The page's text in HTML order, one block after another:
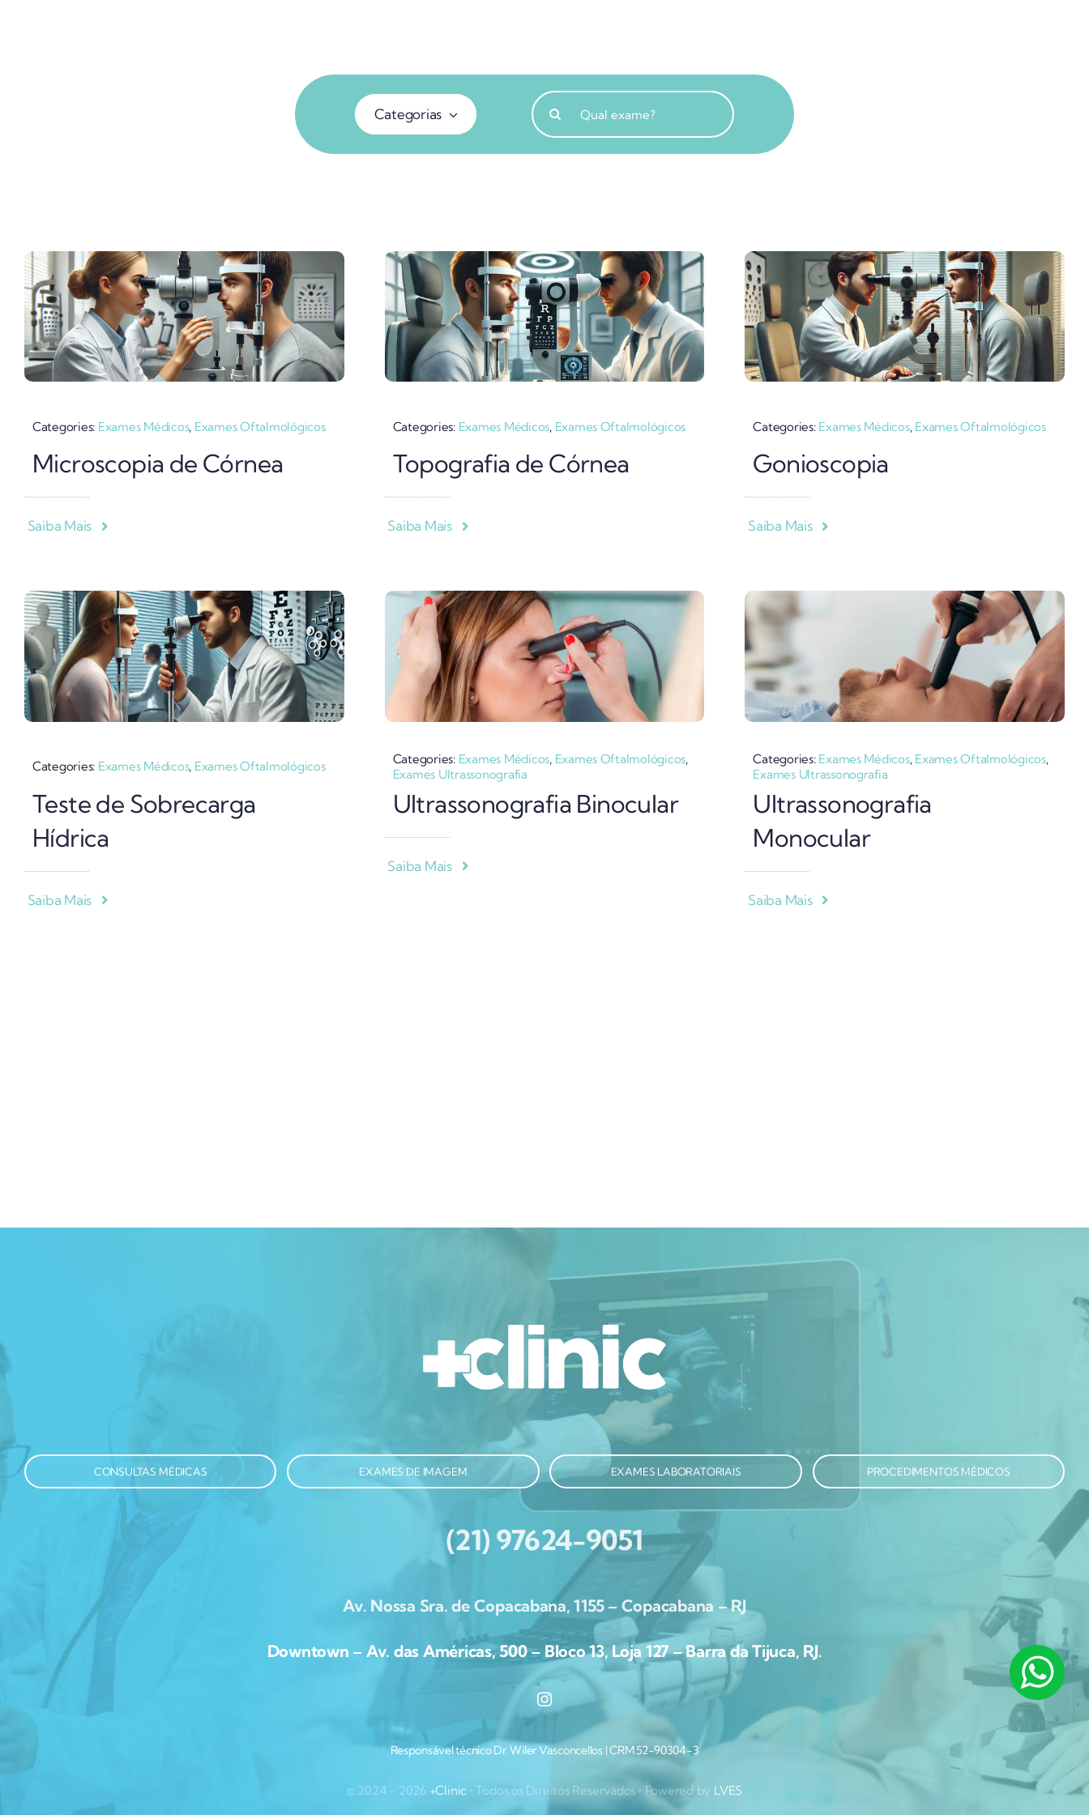
Categorias
Buscar
resultados
para:
Categories: Exames Médicos, Exames Oftalmológicos
Microscopia de Córnea
Saiba Mais
Categories: Exames Médicos, Exames Oftalmológicos
Topografia de Córnea
Saiba Mais
Categories: Exames Médicos, Exames Oftalmológicos
Gonioscopia
Saiba Mais
Categories: Exames Médicos, Exames Oftalmológicos
Teste de Sobrecarga
Hídrica
Saiba Mais
Categories: Exames Médicos, Exames Oftalmológicos,
Exames Ultrassonografia
Ultrassonografia Binocular
Saiba Mais
Categories: Exames Médicos, Exames Oftalmológicos,
Exames Ultrassonografia
Ultrassonografia
Monocular
Saiba Mais
CONSULTAS MÉDICAS EXAMES DE IMAGEM EXAMES LABORATORIAIS PROCEDIMENTOS MÉDICOS
(21) 97624-9051
Av. Nossa Sra. de Copacabana, 1155 – Copacabana – RJ
Downtown – Av. das Américas, 500 – Bloco 13, Loja 127 – Barra da Tijuca, RJ.
Responsável técnico Dr. Wiler Vasconcellos | CRM 52-90304-3
© 2024 - 2026 +Clinic • Todos os Direitos Reservados • Powered by LVES